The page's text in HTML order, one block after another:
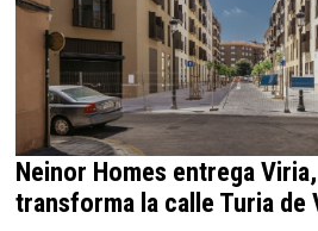
Neinor Homes entrega
transforma la calle Turia de